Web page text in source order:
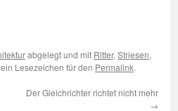
abgelegt und mit Ritter, Striesen,
Lesezeichen für den Permalink.
Der Gleichrichter richtet nicht mehr
→